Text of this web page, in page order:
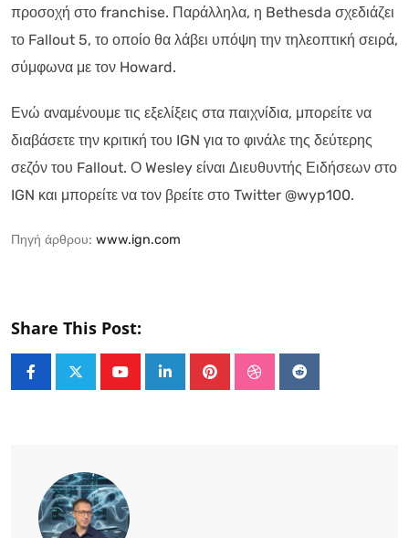
προσοχή στο franchise. Παράλληλα, η Bethesda σχεδιάζει
το Fallout 5, το οποίο θα λάβει υπόψη την τηλεοπτική σειρά,
σύμφωνα με τον Howard.
Ενώ αναμένουμε τις εξελίξεις στα παιχνίδια, μπορείτε να
διαβάσετε την κριτική του IGN για το φινάλε της δεύτερης
σεζόν του Fallout. Ο Wesley είναι Διευθυντής Ειδήσεων στο
IGN και μπορείτε να τον βρείτε στο Twitter @wyp100.
Πηγή άρθρου: www.ign.com
Share This Post:
YoutubeLinkedInPinterestStumbleUpon
Reddit